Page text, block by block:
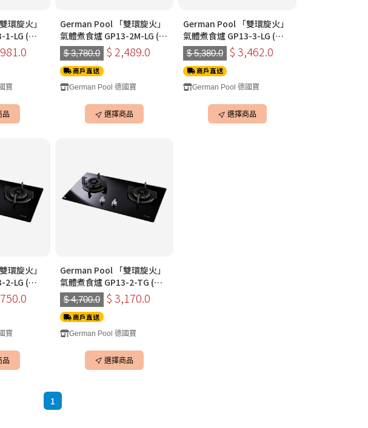
環旋火」
1-LG (單
寶
品
German Pool 「雙環旋火」
氣體煮食爐 GP13-2M-LG (大
小雙頭)(黑色)(石油氣)
$ 3,780.0 $ 2,489.0
商戶直送
German Pool 德國寶
選擇商品
German Pool 「雙環旋火」
氣體煮食爐 GP13-3-LG (三
頭)(黑色)(石油氣)
$ 5,380.0 $ 3,462.0
商戶直送
German Pool 德國寶
選擇商品
環旋火」
2-LG (雙
)(石油氣)
寶
品
German Pool 「雙環旋火」
氣體煮食爐 GP13-2-TG (雙
頭)(黑色|銀色|白色)(煤氣) (7
月中返貨)
$ 4,700.0 $ 3,170.0
商戶直送
German Pool 德國寶
選擇商品
1